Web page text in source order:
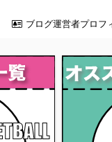
ブログ運営者プロフ